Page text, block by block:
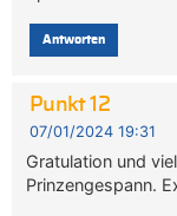
Antworten
Punkt 12
07/01/2024 19:31
Gratulation und
Prinzengespann.